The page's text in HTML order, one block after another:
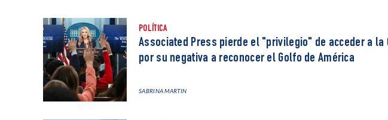
POLÍTICA
Associated Press pierde el "privilegio" de acceder a la
por su negativa a reconocer el Golfo de América
SABRINA MARTIN